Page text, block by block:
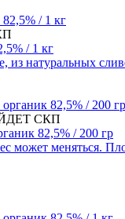
/ 1 кг
из натуральных
СКП
82,5% / 200 гр
может меняться.